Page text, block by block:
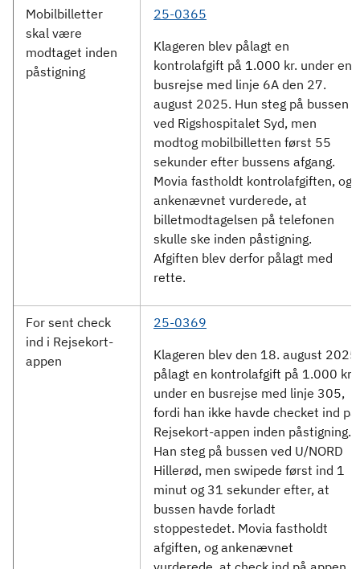
Mobilbilletter
skal være
modtaget inden
påstigning
25-0365
Klageren blev pålagt en
kontrolafgift på 1.000 kr. under en
busrejse med linje 6A den 27.
august 2025. Hun steg på bussen
ved Rigshospitalet Syd, men
modtog mobilbilletten først 55
sekunder efter bussens afgang.
Movia fastholdt kontrolafgiften, og
ankenævnet vurderede, at
billetmodtagelsen på telefonen
skulle ske inden påstigning.
Afgiften blev derfor pålagt med
rette.
For sent check
ind i Rejsekort-
appen
25-0369
Klageren blev den 18. august 2025
pålagt en kontrolafgift på 1.000 kr.
under en busrejse med linje 305,
fordi han ikke havde checket ind på
Rejsekort-appen inden påstigning.
Han steg på bussen ved U/NORD
Hillerød, men swipede først ind 1
minut og 31 sekunder efter, at
bussen havde forladt
stoppestedet. Movia fastholdt
afgiften, og ankenævnet